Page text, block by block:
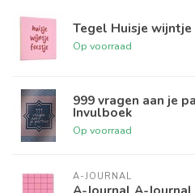
Tegel Huisje
Op voorraad
999 vragen aan je
Invulboek
Op voorraad
A-JOURNAL